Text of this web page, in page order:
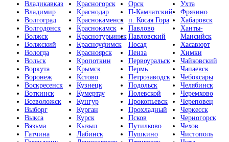
Владикавказ
Владимир
Волгоград
Волгодонск
Волжск
Волжский
Вологда
Вольск
Воркута
Воронеж
Воскресенск
Воткинск
Всеволожск
Выборг
Выкса
Вязьма
Гатчина
Красногорск
Краснодар
Краснокаменск
Краснокамск
Краснотурьинск
Красноуфимск
Красноярск
Кропоткин
Крымск
Кстово
Кузнецк
Кумертау
Кунгур
Курган
Курск
Кызыл
Лабинск
Орск
П-Камчатский
п. Косая Гора
Павлово
Павловский
Посад
Пенза
Первоуральск
Пермь
Петрозаводск
Подольск
Полевской
Прокопьевск
Прохладный
Псков
Путилково
Пушкино
Ухта
Фрязино
Хабаровск
Ханты-
Мансийск
Хасавюрт
Химки
Чайковский
Чапаевск
Чебоксары
Челябинск
Черемхово
Череповец
Черкесск
Черногорск
Чехов
Чистополь